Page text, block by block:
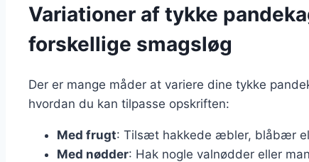
Variationer af tykke
forskellige smagsløg
Der er mange måder at variere dine tykke
hvordan du kan tilpasse opskriften:
Med frugt: Tilsæt hakkede æbler, blåbær
Med nødder: Hak nogle valnødder eller